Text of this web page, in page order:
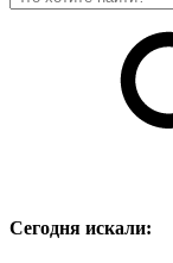
Сегодня искали: